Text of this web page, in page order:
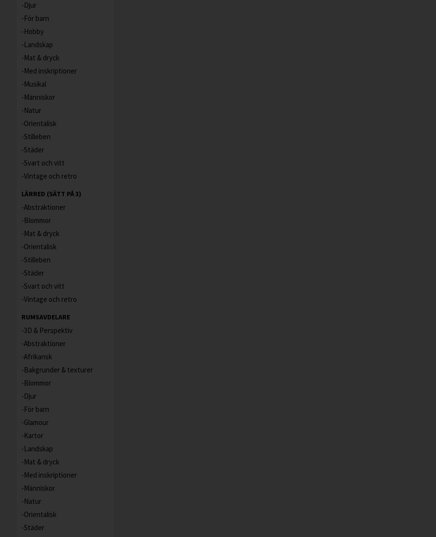
Djur
För barn
Hobby
Landskap
Mat & dryck
Med inskriptioner
Musikal
Människor
Natur
Orientalisk
Stilleben
Städer
Svart och vitt
Vintage och retro
LÄRRED (SÄTT PÅ 3)
Abstraktioner
Blommor
Mat & dryck
Orientalisk
Stilleben
Städer
Svart och vitt
Vintage och retro
RUMSAVDELARE
3D & Perspektiv
Abstraktioner
Afrikansk
Bakgrunder & texturer
Blommor
Djur
För barn
Glamour
Kartor
Landskap
Mat & dryck
Med inskriptioner
Människor
Natur
Orientalisk
Städer